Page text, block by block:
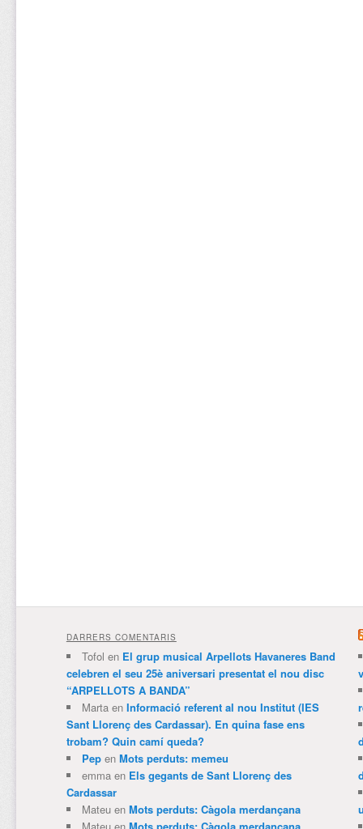
DARRERS COMENTARIS
Tofol en El grup musical Arpellots Havaneres Band
celebren el seu 25è aniversari presentat el nou disc
“ARPELLOTS A BANDA”
Martaen Informació referent al nou Institut (IES
Sant Llorenç des Cardassar). En quina fase ens
trobam? Quin camí queda?
Pepen Mots perduts: memeu
emmaen Els gegants de Sant Llorenç des
Cardassar
Mateuen Mots perduts: Càgola merdançana